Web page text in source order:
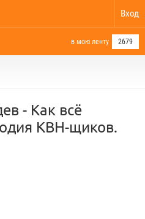
Вход
в мою ленту 2679
- Как всё
КВН-щиков.